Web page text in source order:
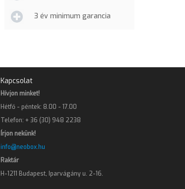
3 év minimum garancia
Kapcsolat
Hívjon minket!
Hétfő - péntek: 8.00 - 17.00
Telefon: + 36 (30) 948 2238
Írjon nekünk!
info@neobox.hu
Raktár
H-1211 Budapest, Iparvágány u. 2-16.